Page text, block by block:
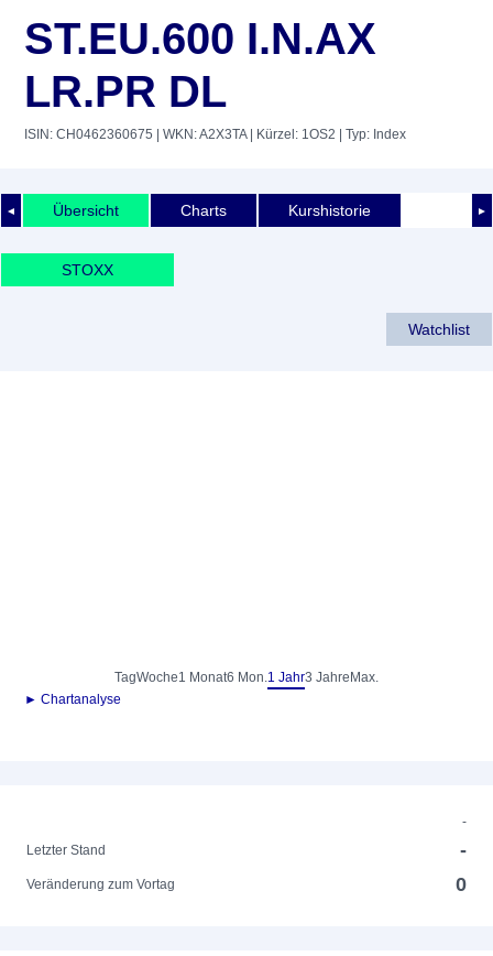
ST.EU.600 I.N.AX
LR.PR DL
ISIN: CH0462360675 | WKN: A2X3TA| Kürzel: 1OS2 | Typ: Index
◄ ►
Übersicht Charts Kurshistorie
STOXX
Watchlist
TagWoche1 Monat6 Mon.1 Jahr3 Jahre Max.
► Chartanalyse
-
Letzter Stand
-
Veränderung zum Vortag 0